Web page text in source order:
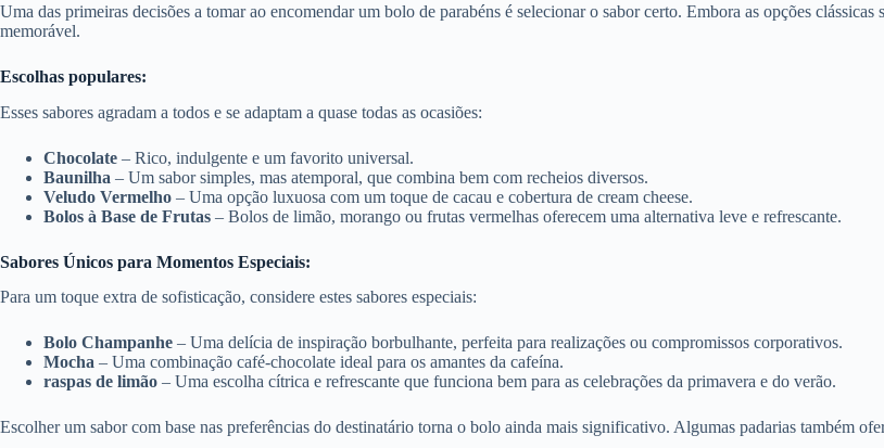
Uma das primeiras decisões a tomar ao encomendar um bolo de parabéns é selecionar o sabor certo. Embora as opções
memorável.
Escolhas populares:
Esses sabores agradam a todos e se adaptam a quase todas as ocasiões:
Chocolate – Rico, indulgente e um favorito universal.
Baunilha – Um sabor simples, mas atemporal, que combina bem com recheios diversos.
Veludo Vermelho – Uma opção luxuosa com um toque de cacau e cobertura de cream cheese.
Bolos à Base de Frutas – Bolos de limão, morango ou frutas vermelhas oferecem uma alternativa leve e refrescante.
Sabores Únicos para Momentos Especiais:
Para um toque extra de sofisticação, considere estes sabores especiais:
Bolo Champanhe – Uma delícia de inspiração borbulhante, perfeita para realizações ou compromissos corporativos.
Mocha – Uma combinação café-chocolate ideal para os amantes da cafeína.
raspas de limão – Uma escolha cítrica e refrescante que funciona bem para as celebrações da primavera e do verão.
Escolher um sabor com base nas preferências do destinatário torna o bolo ainda mais significativo. Algumas padarias também